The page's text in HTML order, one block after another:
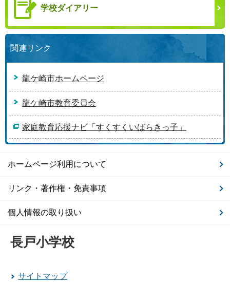
学校ダイアリー
関連リンク
龍ケ崎市ホームページ
龍ケ崎市教育委員会
家庭教育応援ナビ「すくすくいばらきっ子」
ホームページ利用について
リンク・著作権・免責事項
個人情報の取り扱い
長戸小学校
サイトマップ